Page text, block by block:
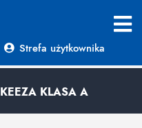
Strefa użytkownika
KEEZA KLASA A